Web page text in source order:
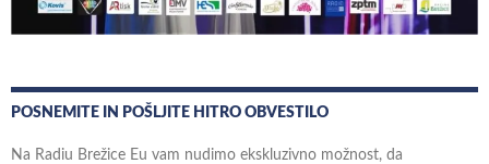
POSNEMITE IN POŠLJITE HITRO OBVESTILO
Na Radiu Brežice Eu vam nudimo ekskluzivno možnost, da